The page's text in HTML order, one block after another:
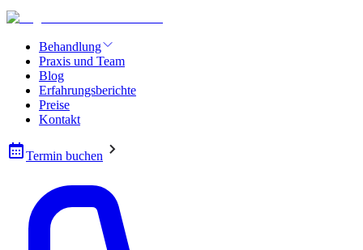
Behandlung
Praxis und Team
Blog
Erfahrungsberichte
Preise
Kontakt
Termin buchen